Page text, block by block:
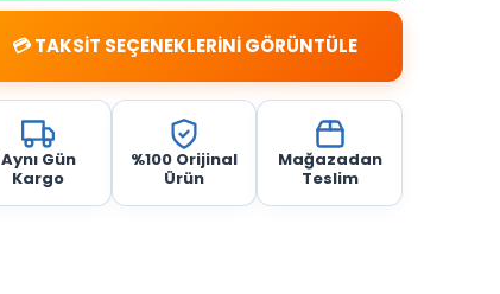
💳 TAKSİT SEÇENEKLERİNİ GÖRÜNTÜLE
Aynı Gün
Kargo
%100 Orijinal
Ürün
Mağazadan
Teslim